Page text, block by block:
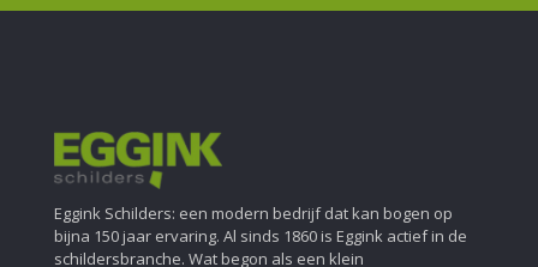
Eggink Schilders: een modern bedrijf dat kan bogen op
bijna 150 jaar ervaring. Al sinds 1860 is Eggink actief in de
schildersbranche. Wat begon als een klein